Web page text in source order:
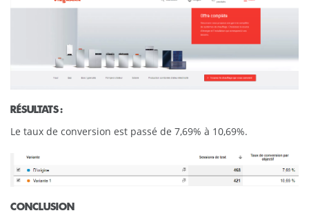
RÉSULTATS :
Le taux de conversion est passé de 7,69% à 10,69%.
CONCLUSION